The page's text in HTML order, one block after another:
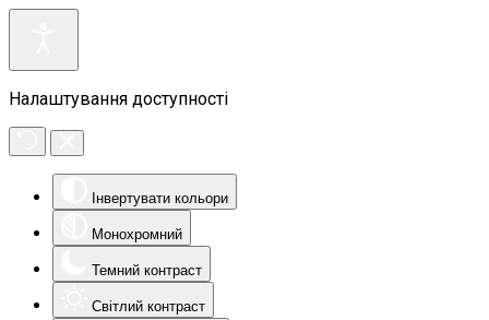
Налаштування доступності
Інвертувати кольори
Монохромний
Темний контраст
Світлий контраст